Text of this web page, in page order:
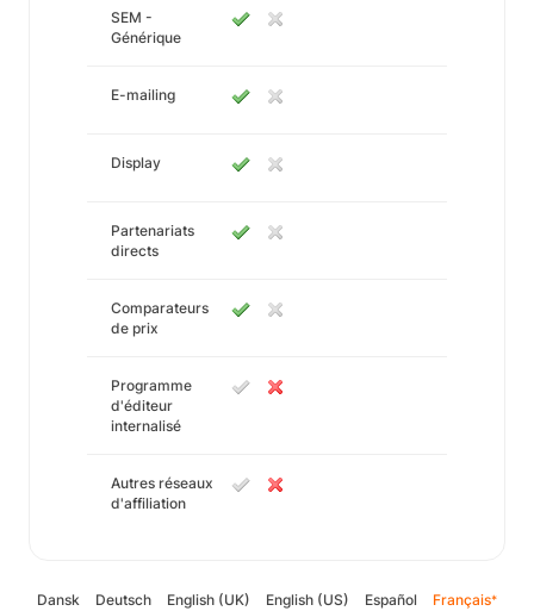
SEM -
Générique
E-mailing
Display
Partenariats
directs
Comparateurs
de prix
Programme
d'éditeur
internalisé
Autres réseaux
d'affiliation
Dansk Deutsch English (UK) English (US) Español Français*